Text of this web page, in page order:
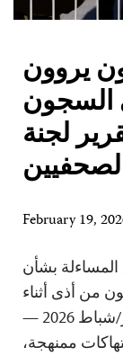
يروون
السجون
لجنة
February 19,
بشأن
من أذى أثناء
احتجازهم لدى إسرائيل عمّان، 19 فبراير/شباط 2026 —
ممنهجة،